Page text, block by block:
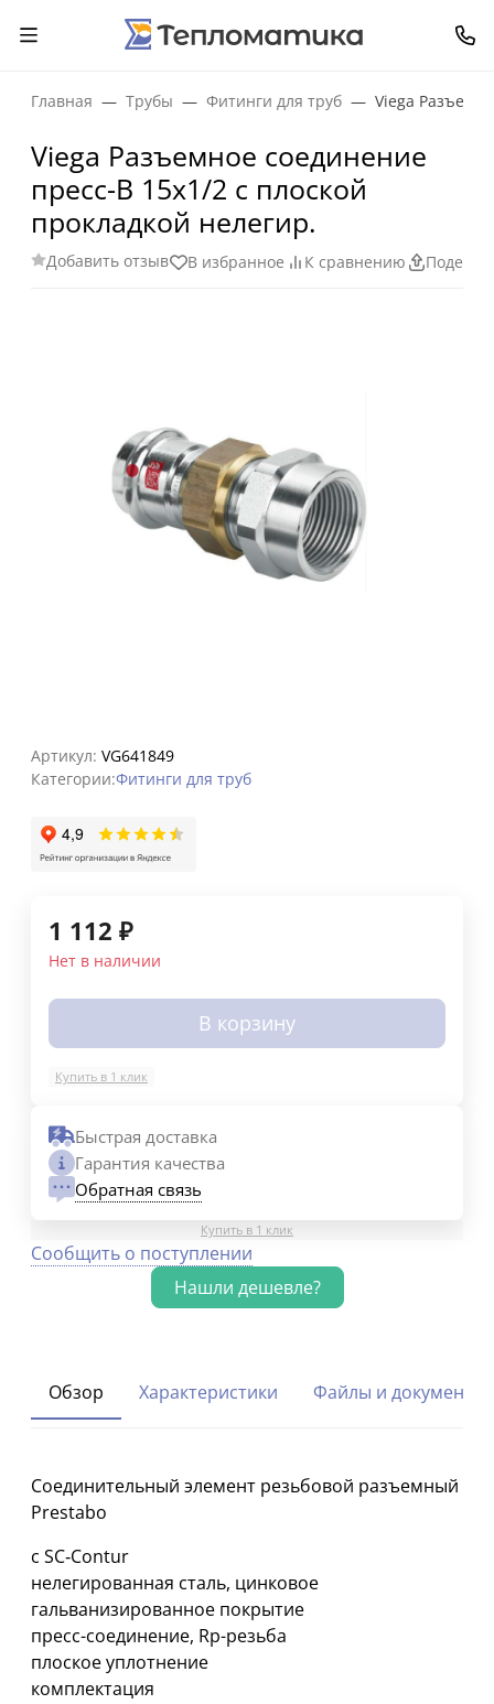
Главная Трубы Фитинги для труб Viega
Viega Разъемное соединение
пресс-В 15х1/2 с плоской
прокладкой нелегир.
Добавить отзыв В избранное К сравнению
Артикул: VG641849
Категории:Фитинги для труб
1 112 ₽
Нет в наличии
В корзину
Купить в 1 клик
Быстрая доставка
Гарантия качества
Обратная связь
Купить в 1 клик
Сообщить о поступлении
Обзор Характеристики Файлы и документы
Соединительный элемент резьбовой разъемный
Prestabo
с SC‑Contur
нелегированная сталь, цинковое
гальванизированное покрытие
пресс-соединение, Rp-резьба
плоское уплотнение
комплектация